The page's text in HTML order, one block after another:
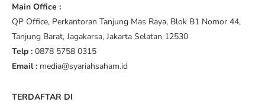
Main Office :
QP Office, Perkantoran Tanjung Mas Raya, Blok B1 Nomor 44,
Tanjung Barat, Jagakarsa, Jakarta Selatan 12530
Telp : 0878 5758 0315
Email : media@syariahsaham.id
TERDAFTAR DI